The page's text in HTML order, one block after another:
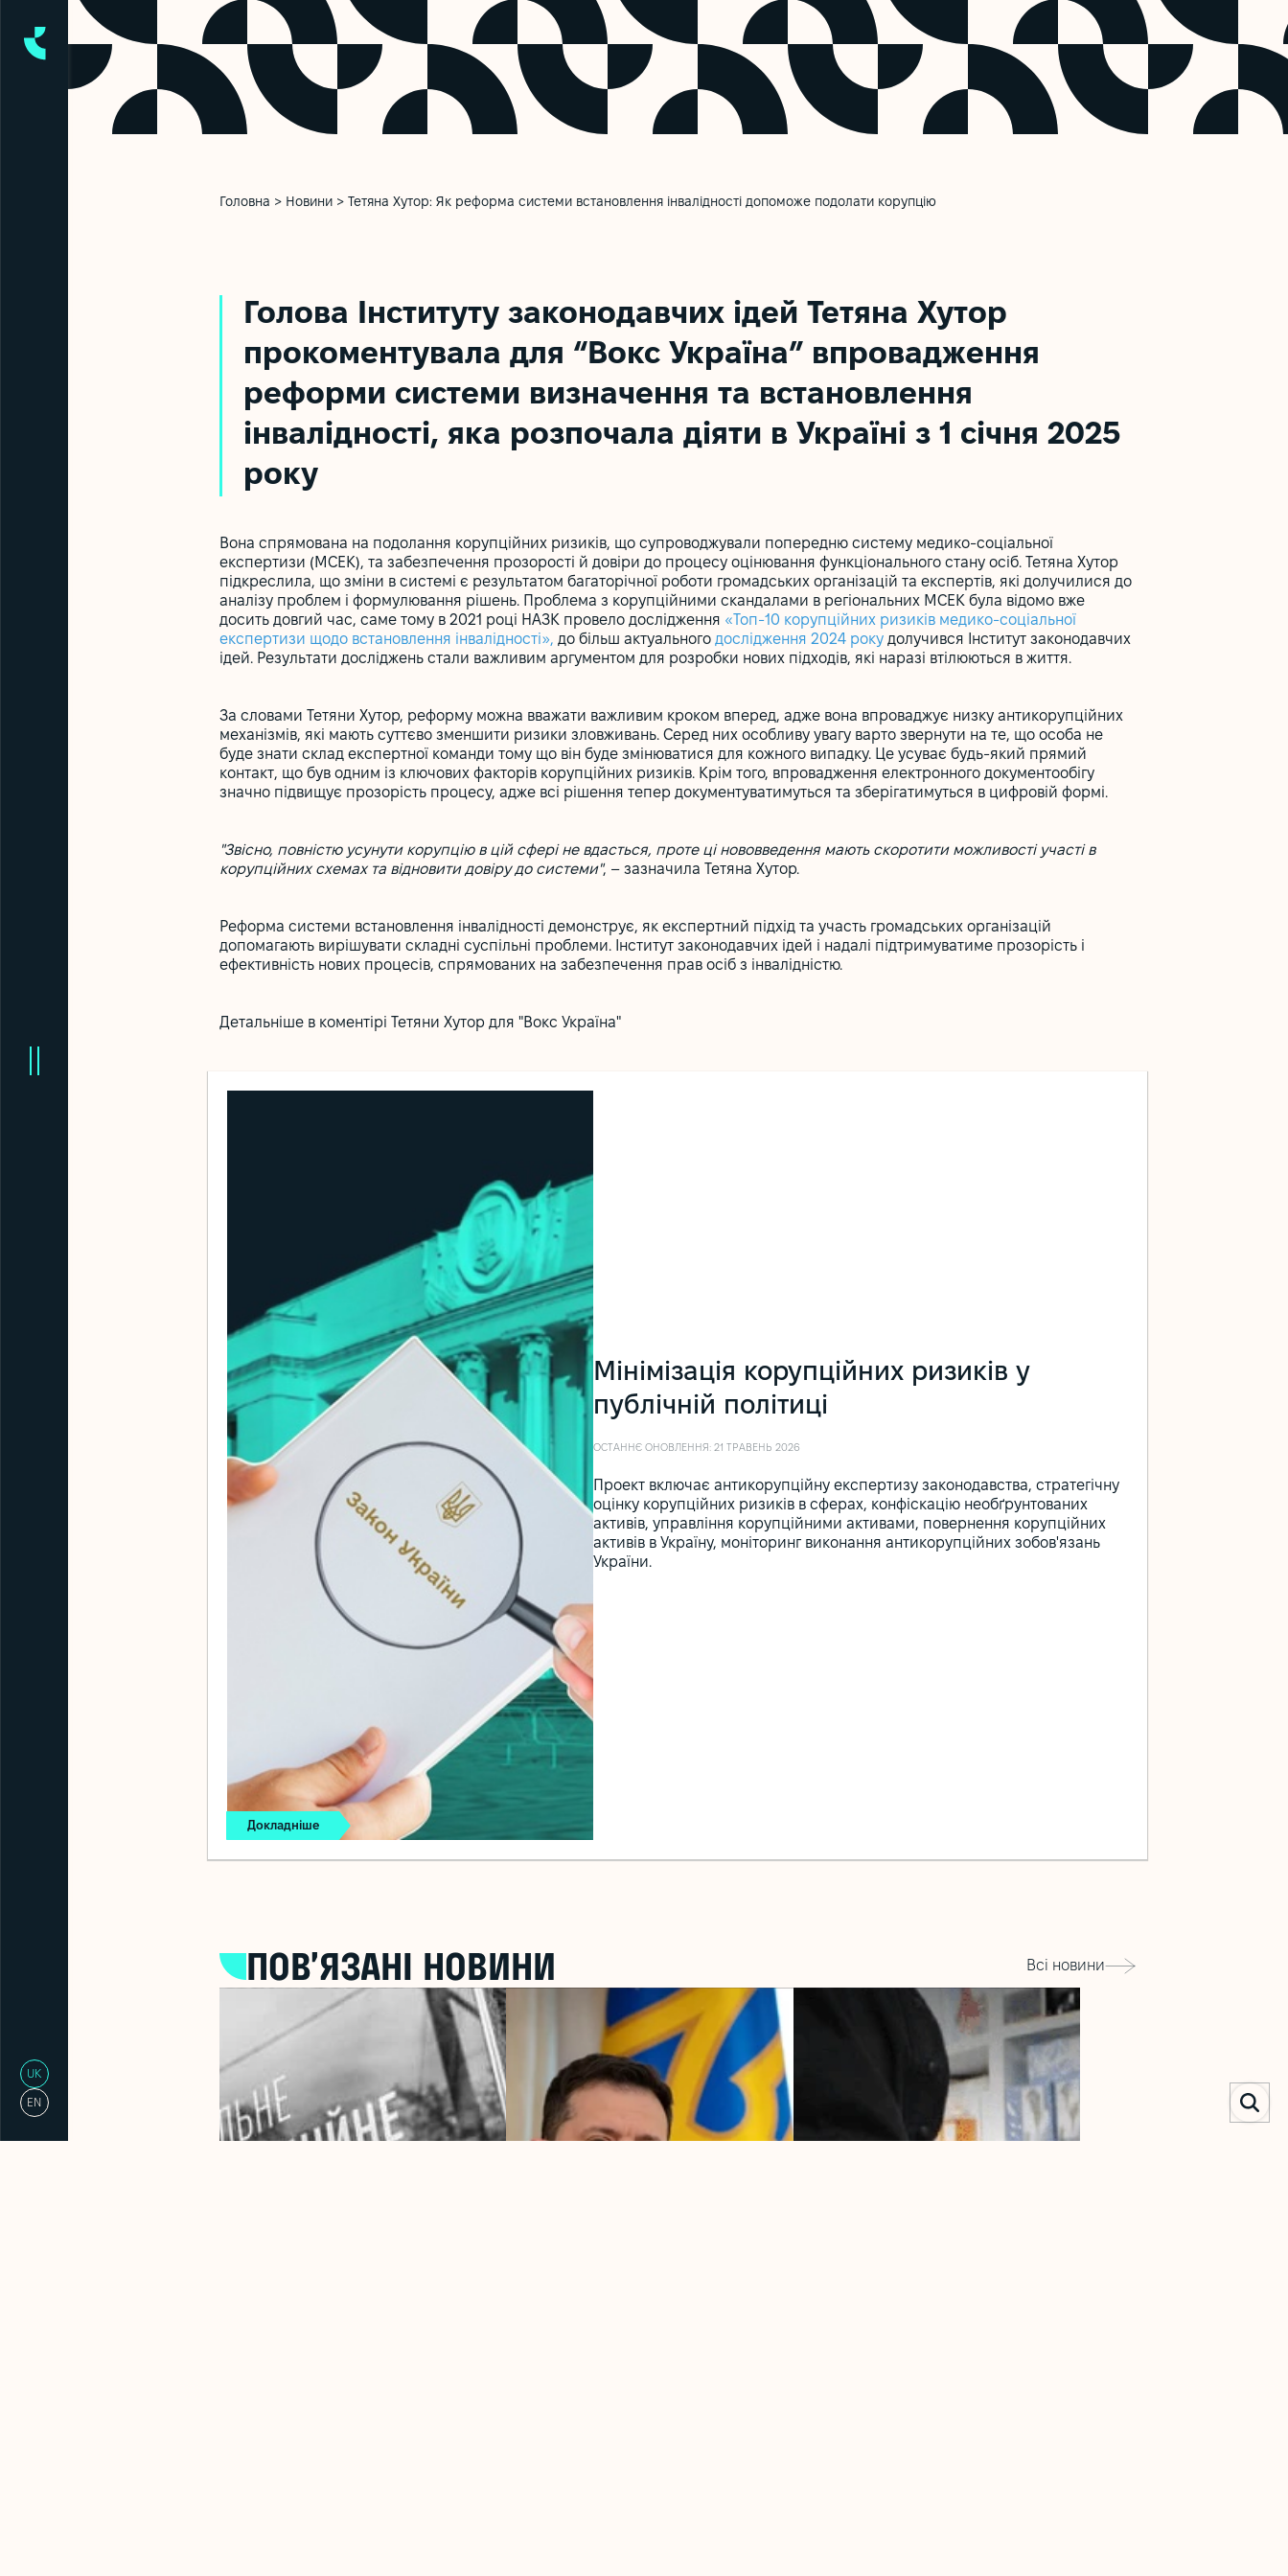
UK
EN
Головна > Новини > Тетяна Хутор: Як реформа системи встановлення інвалідності допоможе подолати корупцію
Голова Інституту законодавчих ідей Тетяна Хутор
прокоментувала для “Вокс Україна” впровадження
реформи системи визначення та встановлення
інвалідності, яка розпочала діяти в Україні з 1 січня 2025
року
Вона спрямована на подолання корупційних ризиків, що супроводжували попередню систему медико-соціальної
експертизи (МСЕК), та забезпечення прозорості й довіри до процесу оцінювання функціонального стану осіб. Тетяна Хутор
підкреслила, що зміни в системі є результатом багаторічної роботи громадських організацій та експертів, які долучилися до
аналізу проблем і формулювання рішень. Проблема з корупційними скандалами в регіональних МСЕК була відомо вже
досить довгий час, саме тому в 2021 році НАЗК провело дослідження «Топ-10 корупційних ризиків медико-соціальної
експертизи щодо встановлення інвалідності», до більш актуальногодослідження 2024 року долучився Інститут законодавчих
ідей. Результати досліджень стали важливим аргументом для розробки нових підходів, які наразі втілюються в життя.
За словами Тетяни Хутор, реформу можна вважати важливим кроком вперед, адже вона впроваджує низку антикорупційних
механізмів, які мають суттєво зменшити ризики зловживань. Серед них особливу увагу варто звернути на те, що особа не
буде знати склад експертної команди тому що він буде змінюватися для кожного випадку. Це усуває будь-який прямий
контакт, що був одним із ключових факторів корупційних ризиків. Крім того, впровадження електронного документообігу
значно підвищує прозорість процесу, адже всі рішення тепер документуватимуться та зберігатимуться в цифровій формі.
"Звісно, повністю усунути корупцію в цій сфері не вдасться, проте ці нововведення мають скоротити можливості участі в
корупційних схемах та відновити довіру до системи", – зазначила Тетяна Хутор.
Реформа системи встановлення інвалідності демонструє, як експертний підхід та участь громадських організацій
допомагають вирішувати складні суспільні проблеми. Інститут законодавчих ідей і надалі підтримуватиме прозорість і
ефективність нових процесів, спрямованих на забезпечення прав осіб з інвалідністю.
Детальніше в коментірі Тетяни Хутор для "Вокс Україна"
Докладніше
Мінімізація корупційних ризиків у
публічній політиці
ОСТАННЄ ОНОВЛЕННЯ: 21 ТРАВЕНЬ 2026
Проект включає антикорупційну експертизу законодавства, стратегічну
оцінку корупційних ризиків в сферах, конфіскацію необґрунтованих
активів, управління корупційними активами, повернення корупційних
активів в Україну, моніторинг виконання антикорупційних зобов'язань
України.
ПОВ’ЯЗАНІ НОВИНИ Всі новини